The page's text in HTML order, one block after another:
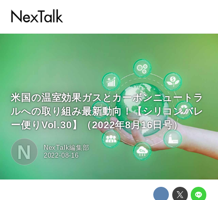
米国の温室効果ガスとカーボンニュートラ
ルへの取り組み最新動向！【シリコンバレ
ー便りVol.30】（2022年8月16日号）
N 2022-08-16
NexTalk編集部